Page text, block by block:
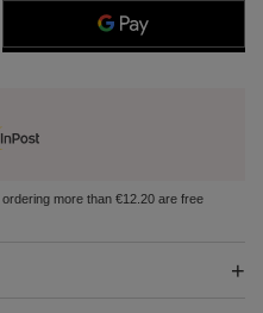
more than €12.20 are free